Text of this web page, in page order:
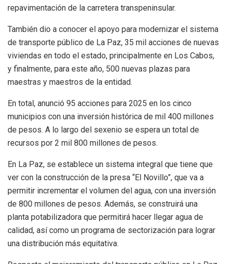
repavimentación de la carretera transpeninsular.
También dio a conocer el apoyo para modernizar el sistema
de transporte público de La Paz, 35 mil acciones de nuevas
viviendas en todo el estado, principalmente en Los Cabos,
y finalmente, para este año, 500 nuevas plazas para
maestras y maestros de la entidad.
En total, anunció 95 acciones para 2025 en los cinco
municipios con una inversión histórica de mil 400 millones
de pesos. A lo largo del sexenio se espera un total de
recursos por 2 mil 800 millones de pesos.
En La Paz, se establece un sistema integral que tiene que
ver con la construcción de la presa “El Novillo”, que va a
permitir incrementar el volumen del agua, con una inversión
de 800 millones de pesos. Además, se construirá una
planta potabilizadora que permitirá hacer llegar agua de
calidad, así como un programa de sectorización para lograr
una distribución más equitativa.